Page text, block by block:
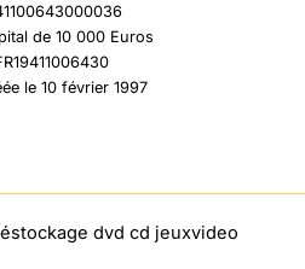
de 10 000 Euros
le 10 février 1997
dvd cd jeuxvideo